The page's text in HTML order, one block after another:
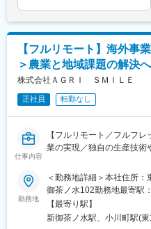
・税理士法人との折衝・資
・再エネ関連の税制優遇の
・SPC設立に向けたスキー
・出資者向け資料の作成支
・契約・定款管理、運営管
・クライアント（主に都
中心）
・業務フロー整備、効率化
・監査対応など
選考を通じて上下する可
含めた表記です。
【フルリモート】海外事
＞農業と地域課題の解決
株式会社ＡＧＲＩ ＳＭＩＬＥ
正社員 転勤なし
仕事内容
【フルリモート／フルフ
業の実現／独自の生産技術
■業務内容
海外事業の立ち上げ・推進
ナー候補との商談、関係
規制対応など、事業開発・
勤務地
＜勤務地詳細＞本社住所
御茶ノ水102勤務地最寄駅
受動喫煙対策：屋内全面
（リモートワーク含む）
【最寄り駅】
新御茶ノ水駅、小川町駅(